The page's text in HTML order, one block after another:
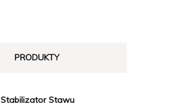
PRODUKTY
Stabilizator Stawu